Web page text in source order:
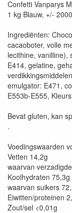
Confetti Vanparys
1 kg Blauw, +/-
Ingrediënten:
cacaoboter, volle
lecithine, vanilline),
E414, gelatine,
emulgator: E471,
E553b-E555,
Bevat gluten, kan
.
Voedingswaarden
Vetten 14,2g
waarvan
Koolhydraten 75,3g
waarvan suikers
Eiwitten/proteinen
Zout/sel <0,01g